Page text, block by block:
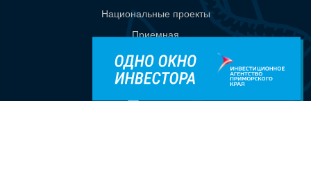
Национальные проекты
Приемная
Контакты